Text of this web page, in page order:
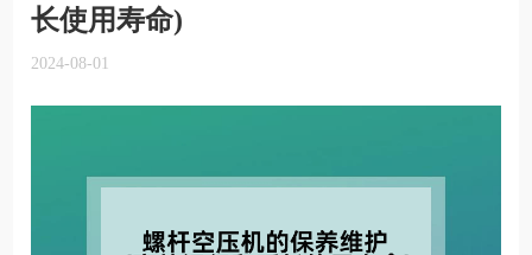
长使用寿命)
2024-08-01